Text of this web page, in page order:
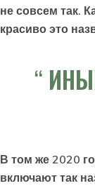
не совсем так.
красиво это
В том же 2020
включают так